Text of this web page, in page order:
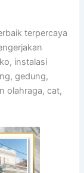
terpercaya
instalasi
gedung,
olahraga, cat,